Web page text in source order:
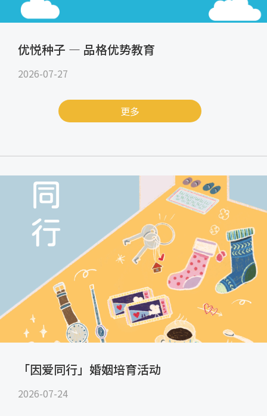
优悦种子 — 品格优势教育
2026-07-27
更多
「因爱同行」婚姻培育活动
2026-07-24